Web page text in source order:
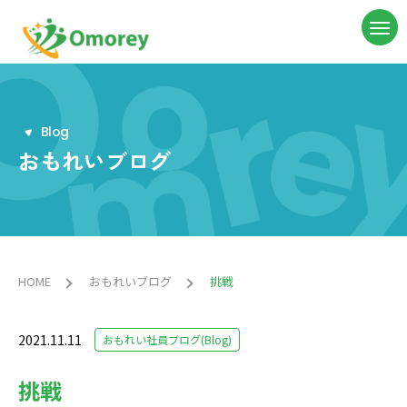
Blog
おもれいブログ
HOME おもれいブログ 挑戦
2021.11.11 おもれい社員ブログ(Blog)
挑戦